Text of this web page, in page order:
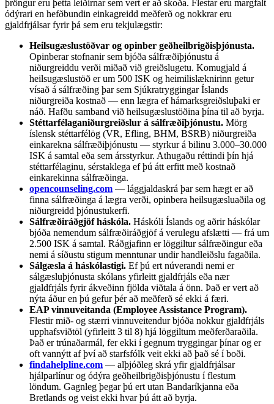
þröngur eru þetta leiðirnar sem vert er að skoða. Flestar eru margfalt
ódýrari en hefðbundin einkagreidd meðferð og nokkrar eru
gjaldfrjálsar fyrir þá sem eru tekjulægstir:
Heilsugæslustöðvar og opinber geðheilbrigðisþjónusta.
Opinberar stofnanir sem bjóða sálfræðiþjónustu á
niðurgreiddu verði miðað við greiðslugetu. Komugjald á
heilsugæslustöð er um 500 ISK og heimilislæknirinn getur
vísað á sálfræðing þar sem Sjúkratryggingar Íslands
niðurgreiða kostnað — enn lægra ef hámarksgreiðsluþaki er
náð. Hafðu samband við heilsugæslustöðina þína til að byrja.
Stéttarfélaganiðurgreiðslur á sálfræðiþjónustu. Mörg
íslensk stéttarfélög (VR, Efling, BHM, BSRB) niðurgreiða
einkarekna sálfræðiþjónustu — styrkur á bilinu 3.000–30.000
ISK á samtal eða sem ársstyrkur. Athugaðu réttindi þín hjá
stéttarfélaginu, sérstaklega ef þú átt erfitt með kostnað
einkarekinna sálfræðinga.
opencounseling.com — lággjaldaskrá þar sem hægt er að
finna sálfræðinga á lægra verði, opinbera heilsugæsluaðila og
niðurgreidd þjónustukerfi.
Sálfræðiráðgjöf háskóla. Háskóli Íslands og aðrir háskólar
bjóða nemendum sálfræðiráðgjöf á verulegu afslætti — frá um
2.500 ISK á samtal. Ráðgjafinn er löggiltur sálfræðingur eða
nemi á síðustu stigum menntunar undir handleiðslu fagaðila.
Sálgæsla á háskólastigi. Ef þú ert núverandi nemi er
sálgæsluþjónusta skólans yfirleitt gjaldfrjáls eða nær
gjaldfrjáls fyrir ákveðinn fjölda viðtala á önn. Það er vert að
nýta áður en þú gefur þér að meðferð sé ekki á færi.
EAP vinnuveitanda (Employee Assistance Program).
Flestir mið- og stærri vinnuveitendur bjóða nokkur gjaldfrjáls
upphafsviðtöl (yfirleitt 3 til 8) hjá löggiltum meðferðaraðila.
Það er trúnaðarmál, fer ekki í gegnum tryggingar þínar og er
oft vannýtt af því að starfsfólk veit ekki að það sé í boði.
findahelpline.com — alþjóðleg skrá yfir gjaldfrjálsar
hjálparlínur og ódýra geðheilbrigðisþjónustu í flestum
löndum. Gagnleg þegar þú ert utan Bandaríkjanna eða
Bretlands og veist ekki hvar þú átt að byrja.